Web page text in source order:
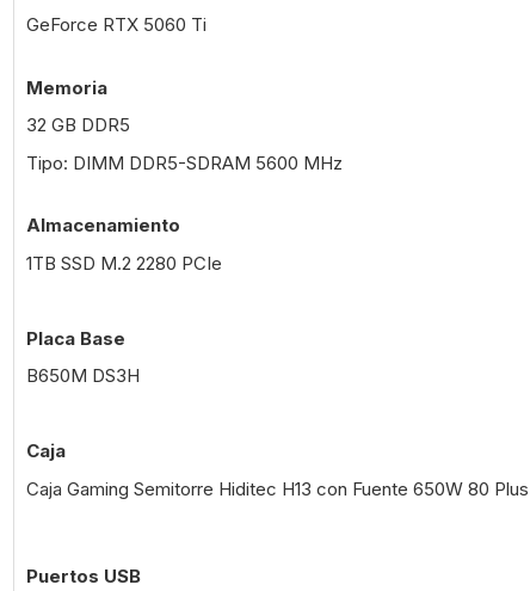
GeForce RTX 5060 Ti
Memoria
32 GB DDR5
Tipo: DIMM DDR5-SDRAM 5600 MHz
Almacenamiento
1TB SSD M.2 2280 PCIe
Placa Base
B650M DS3H
Caja
Caja Gaming Semitorre Hiditec H13 con Fuente 650W 80 Plus
Puertos USB